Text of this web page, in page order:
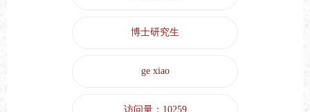
博士研究生
ge xiao
访问量： 10259